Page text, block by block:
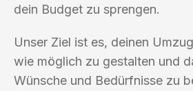
dein Budget zu sprengen.
Unser Ziel ist es, deinen
wie möglich zu gestalten und
Wünsche und Bedürfnisse zu